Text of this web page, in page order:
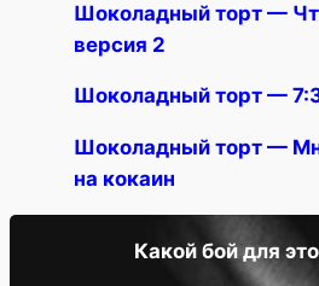
Шоколадный торт —
версия 2
Шоколадный торт —
Шоколадный торт —
на кокаин
Какой бой для